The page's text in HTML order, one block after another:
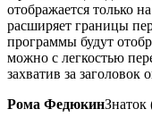
отображается только
расширяет границы
программы будут
можно с легкостью
захватив за
Рома ФедюкинЗнаток